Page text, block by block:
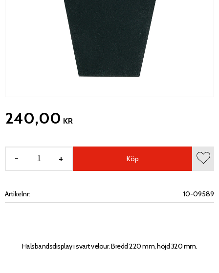
240,00 KR
+
- Köp
Artikelnr 10-09589
Halsbandsdisplay i svart velour. Bredd 220 mm, höjd 320 mm.